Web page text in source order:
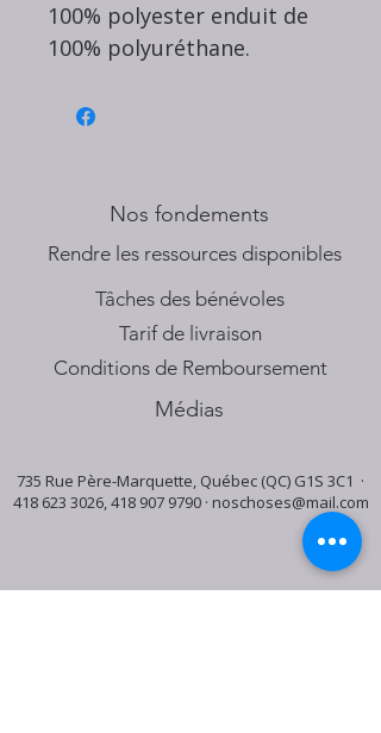
100% polyester enduit de
100% polyuréthane.
Nos fondements
​Rendre les ressources disponibles
Tâches des bénévoles
Tarif de livraison
Conditions de Remboursement
Médias
735 Rue Père-Marquette, Québec (QC) G1S 3C1 ·
418 623 3026,418 907 9790· noschoses@mail.com